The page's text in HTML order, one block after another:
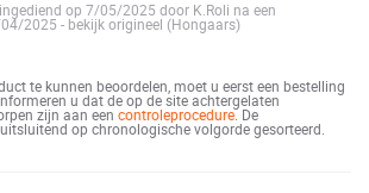
op 7/05/2025 door K.Roli na een
2025 - bekijk origineel (Hongaars)
te kunnen beoordelen, moet u eerst een bestelling
u dat de op de site achtergelaten
zijn aan een controleprocedure. De
op chronologische volgorde gesorteerd.